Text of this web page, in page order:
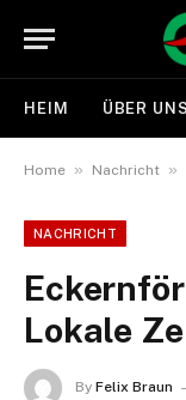
HEIM ÜBER UNS
Home » Nachricht »
NACHRICHT
Lokale
By Felix Braun